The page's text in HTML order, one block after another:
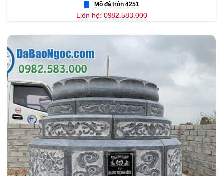
Mộ đá tròn 4251
Liên hệ: 0982.583.000